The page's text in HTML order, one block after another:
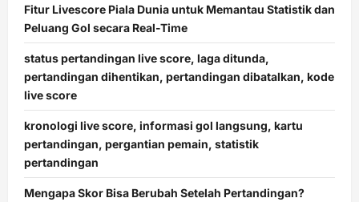
Fitur Livescore Piala Dunia untuk Memantau Statistik dan
Peluang Gol secara Real-Time
status pertandingan live score, laga ditunda,
pertandingan dihentikan, pertandingan dibatalkan, kode
live score
kronologi live score, informasi gol langsung, kartu
pertandingan, pergantian pemain, statistik
pertandingan
Mengapa Skor Bisa Berubah Setelah Pertandingan?